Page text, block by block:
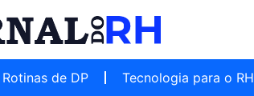
Rotinas de DP Tecnologia para o RH